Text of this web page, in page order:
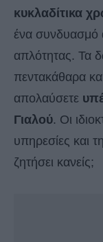
κυκλαδίτικα
ένα συνδυασμό
απλότητας. Τα
πεντακάθαρα
απολαύσετε
Γιαλού. Οι
υπηρεσίες και
ζητήσει κανείς;